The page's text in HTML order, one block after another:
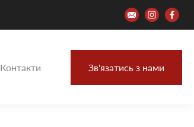
Контакти Зв'язатись з нами